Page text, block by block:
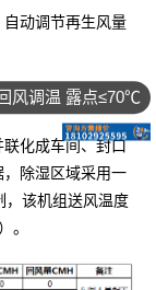
动调节再生风量
化成车间、封口
除湿区域采用一
，该机组送风温度
风调温 露点≤70℃